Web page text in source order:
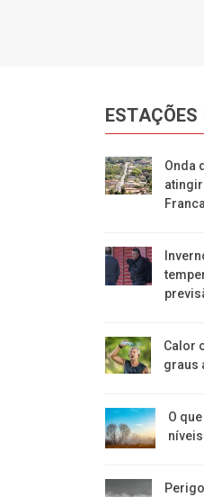
ESTAÇÕES
Onda
Calor
graus
O